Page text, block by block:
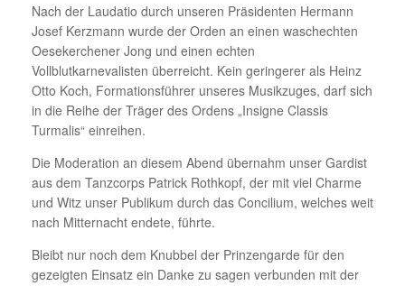
Nach der Laudatio durch unseren Präsidenten Hermann
Josef Kerzmann wurde der Orden an einen waschechten
Oesekerchener Jong und einen echten
Vollblutkarnevalisten überreicht. Kein geringerer als Heinz
Otto Koch, Formationsführer unseres Musikzuges, darf sich
in die Reihe der Träger des Ordens „Insigne Classis
Turmalis“ einreihen.
Die Moderation an diesem Abend übernahm unser Gardist
aus dem Tanzcorps Patrick Rothkopf, der mit viel Charme
und Witz unser Publikum durch das Concilium, welches weit
nach Mitternacht endete, führte.
Bleibt nur noch dem Knubbel der Prinzengarde für den
gezeigten Einsatz ein Danke zu sagen verbunden mit der